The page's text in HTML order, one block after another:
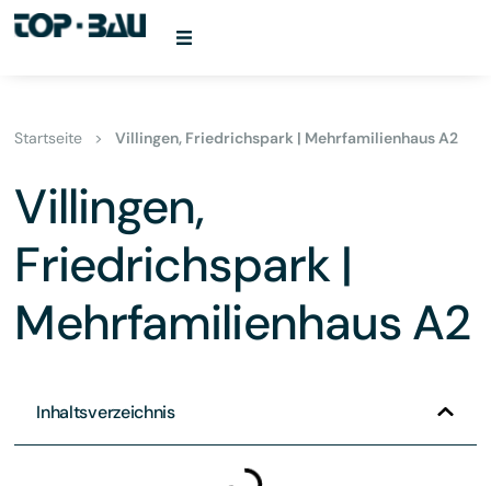
Startseite >Villingen, Friedrichspark | Mehrfamilienhaus A2
Villingen,
Friedrichspark |
Mehrfamilienhaus A2
Inhaltsverzeichnis